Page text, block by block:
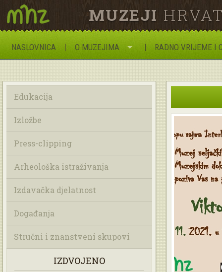
MUZEJI
NASLOVNICA O MUZEJIMA RADNO VRIJEME I
Edukacija
Izložbe
Press-clipping
Arheološka istraživanja
Izdavačka djelatnost
Događanja
Stručni i znanstveni skupovi
IZDVOJENO